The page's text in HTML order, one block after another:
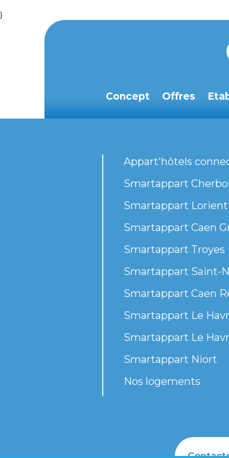
}
Concept Offres
Appart'hôtels
Smartappart
Smartappart Lorient
Smartappart Caen
Smartappart Troyes
Smartappart Saint-
Smartappart Caen
Smartappart Le
Smartappart Le
Smartappart Niort
Nos logements